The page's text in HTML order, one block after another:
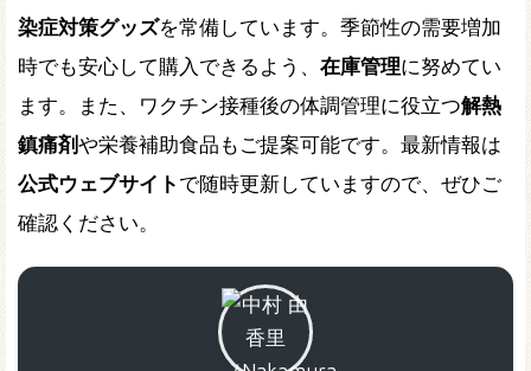
染症対策グッズを常備しています。季節性の需要増加
時でも安心して購入できるよう、 在庫管理に努めてい
ます。また、ワクチン接種後の体調管理に役立つ解熱
鎮痛剤や栄養補助食品もご提案可能です。最新情報は
公式ウェブサイト で随時更新していますので、ぜひご
確認ください。